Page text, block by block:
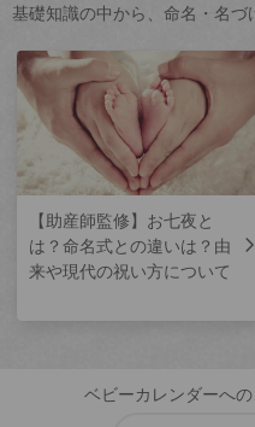
基礎知識の中から、命名・名づ
【助産師監修】お七夜と
は？命名式との違いは？由
来や現代の祝い方について
ベビーカレンダーへ